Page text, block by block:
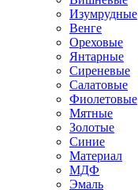
Изумрудные
Венге
Ореховые
Янтарные
Сиреневые
Салатовые
Фиолетовые
Мятные
Золотые
Синие
Материал
МДФ
Эмаль